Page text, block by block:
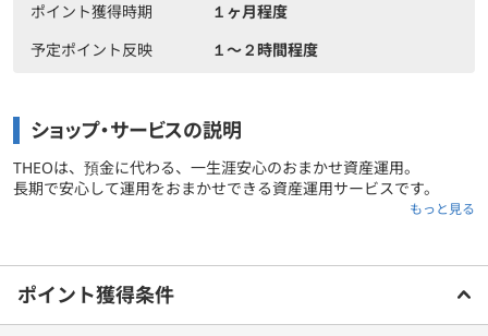
ポイント獲得時期
１ヶ月程度
予定ポイント反映
１〜２時間程度
ショップ・サービスの説明
THEOは、預金に代わる、一生涯安心のおまかせ資産運用。
長期で安心して運用をおまかせできる資産運用サービスです。
AI機能を搭載することで、よりよい資産の成長を目指しています。
もっと見る
ご利用前に必ずお読みください
ポイント獲得条件